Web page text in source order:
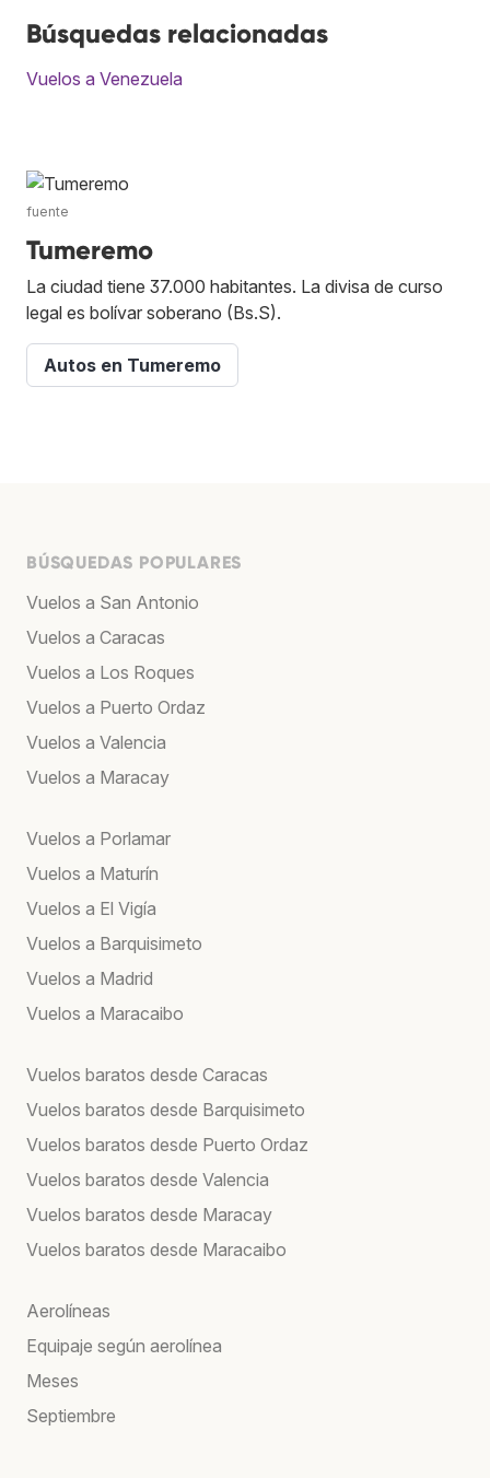
Búsquedas relacionadas
Vuelos a Venezuela
fuente
Tumeremo
La ciudad tiene 37.000 habitantes. La divisa de curso
legal es bolívar soberano (Bs.S).
Autos en Tumeremo
BÚSQUEDAS POPULARES
Vuelos a San Antonio
Vuelos a Caracas
Vuelos a Los Roques
Vuelos a Puerto Ordaz
Vuelos a Valencia
Vuelos a Maracay
Vuelos a Porlamar
Vuelos a Maturín
Vuelos a El Vigía
Vuelos a Barquisimeto
Vuelos a Madrid
Vuelos a Maracaibo
Vuelos baratos desde Caracas
Vuelos baratos desde Barquisimeto
Vuelos baratos desde Puerto Ordaz
Vuelos baratos desde Valencia
Vuelos baratos desde Maracay
Vuelos baratos desde Maracaibo
Aerolíneas
Equipaje según aerolínea
Meses
Septiembre